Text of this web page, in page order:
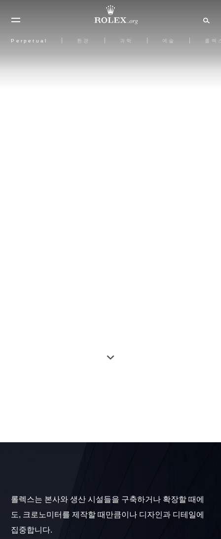
Perpetual 환경 과학 예술 롤렉
롤렉스는 본사와 생산 시설들을 구축하거나 확장할 때에
도, 크로노미터를 제작할 때만큼이나 디자인과 디테일에
집중합니다.